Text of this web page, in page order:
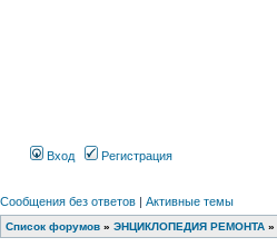
Вход Регистрация
Сообщения без ответов | Активные темы
Список форумов » ЭНЦИКЛОПЕДИЯ РЕМОНТА »